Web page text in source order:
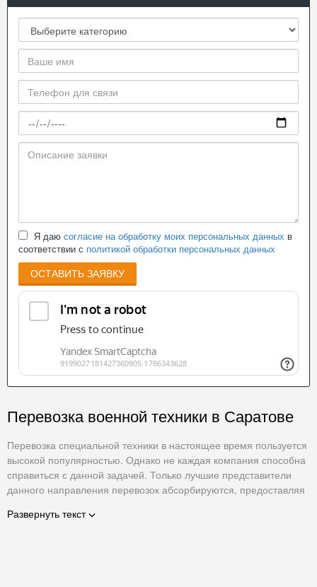
Я даю согласие на обработку моих персональных данных в
соответствии с политикой обработки персональных данных
ОСТАВИТЬ ЗАЯВКУ
Перевозка военной техники в Саратове
Перевозка специальной техники в настоящее время пользуется
высокой популярностью. Однако не каждая компания способна
справиться с данной задачей. Только лучшие представители
данного направления перевозок абсорбируются, предоставляя
Развернуть текст